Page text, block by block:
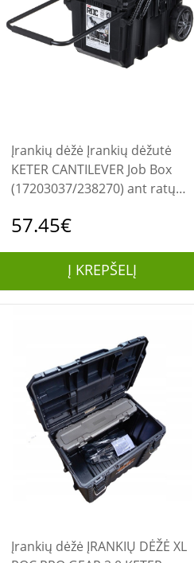
Įrankių dėžė Įrankių dėžutė
KETER CANTILEVER Job Box
(17203037/238270) ant ratų
57.45€
Į KREPŠELĮ
Įrankių dėžė ĮRANKIŲ DĖŽĖ XL